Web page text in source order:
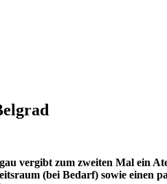
vergibt zum zweiten Mal ein
(bei Bedarf) sowie einen